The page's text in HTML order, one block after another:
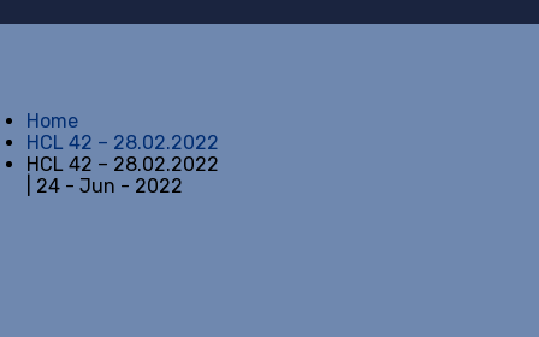
Home
HCL 42 – 28.02.2022
HCL 42 – 28.02.2022
| 24 - Jun - 2022